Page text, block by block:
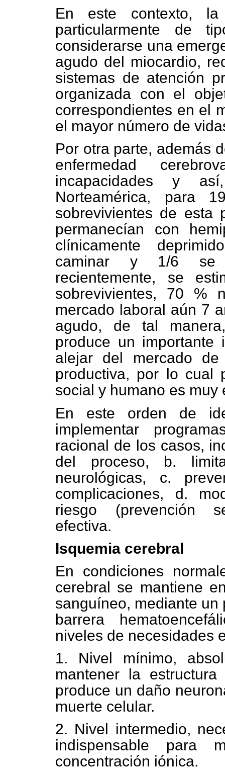
En este contexto, la
particularmente de
considerarse una
agudo del miocardio,
sistemas de atención
organizada con el
correspondientes en el
el mayor número de
Por otra parte, además
enfermedad
incapacidades y
Norteamérica, para
sobrevivientes de esta
permanecían con
clínicamente
caminar y 1/6 se
recientemente, se
sobrevivientes, 70 %
mercado laboral aún 7
agudo, de tal
produce un importante
alejar del mercado
productiva, por lo cual
social y humano es muy
En este orden de
implementar
racional de los casos,
del proceso, b.
neurológicas, c.
complicaciones, d.
riesgo (prevención
efectiva.
Isquemia cerebral
En condiciones
cerebral se mantiene
sanguíneo, mediante un
barrera
niveles de necesidades
1. Nivel mínimo,
mantener la
produce un daño
muerte celular.
2. Nivel intermedio,
indispensable para
concentración iónica.